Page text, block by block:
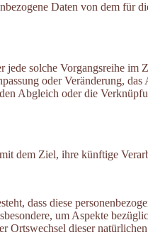
Daten von dem für
solche Vorgangsreihe im
oder Veränderung,
Abgleich oder die
dem Ziel, ihre künftige
dass diese
um Aspekte
dieser